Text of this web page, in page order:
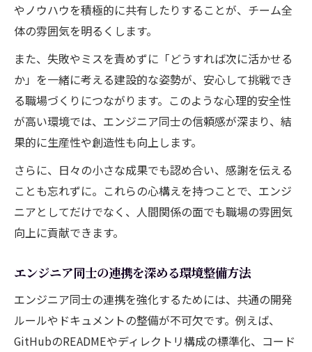
やノウハウを積極的に共有したりすることが、チーム全
体の雰囲気を明るくします。
また、失敗やミスを責めずに「どうすれば次に活かせる
か」を一緒に考える建設的な姿勢が、安心して挑戦でき
る職場づくりにつながります。このような心理的安全性
が高い環境では、エンジニア同士の信頼感が深まり、結
果的に生産性や創造性も向上します。
さらに、日々の小さな成果でも認め合い、感謝を伝える
ことも忘れずに。これらの心構えを持つことで、エンジ
ニアとしてだけでなく、人間関係の面でも職場の雰囲気
向上に貢献できます。
エンジニア同士の連携を深める環境整備方法
エンジニア同士の連携を強化するためには、共通の開発
ルールやドキュメントの整備が不可欠です。例えば、
GitHubのREADMEやディレクトリ構成の標準化、コード